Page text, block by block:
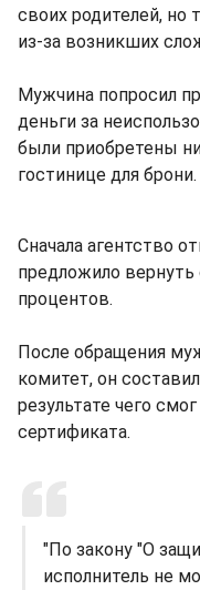
своих родителей, но
из-за возникших
Мужчина попросил
деньги за
были приобретены
гостинице для брони.
Сначала агентство
предложило
процентов.
После обращения
комитет, он
результате чего
сертификата.
"По закону "О
исполнитель не